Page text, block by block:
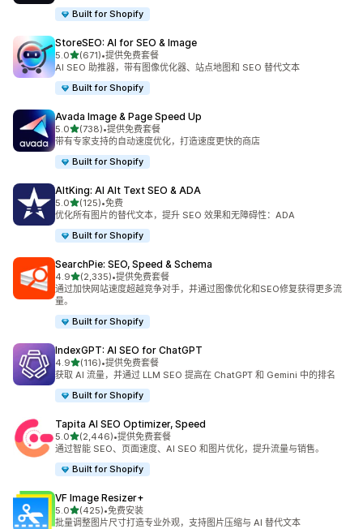
Built for Shopify
StoreSEO: AI for SEO & Image
5.0星（满分 5 星）
(671)
总共 671 条评论
•提供免费套餐
AI SEO 助推器，带有图像优化器、站点地图和 SEO 替代文本
Built for Shopify
Avada Image & Page Speed Up
5.0星（满分 5 星）
(738)
总共 738 条评论
•提供免费套餐
带有专家支持的自动速度优化，打造速度更快的商店
Built for Shopify
AltKing: AI Alt Text SEO & ADA
5.0星（满分 5 星）
(125)
总共 125 条评论
•免费
优化所有图片的替代文本，提升 SEO 效果和无障碍性：ADA
Built for Shopify
SearchPie: SEO, Speed & Schema
4.9星（满分 5 星）
(2,335)
总共 2335 条评论
•提供免费套餐
通过加快网站速度超越竞争对手，并通过图像优化和SEO修复获得更多流
量。
Built for Shopify
IndexGPT: AI SEO for ChatGPT
4.9星（满分 5 星）
(116)
总共 116 条评论
•提供免费套餐
获取 AI 流量，并通过 LLM SEO 提高在 ChatGPT 和 Gemini 中的排名
Built for Shopify
Tapita AI SEO Optimizer, Speed
5.0星（满分 5 星）
(2,446)
总共 2446 条评论
•提供免费套餐
通过智能 SEO、页面速度、AI SEO 和图片优化，提升流量与销售。
Built for Shopify
VF Image Resizer+
5.0星（满分 5 星）
(425)
总共 425 条评论
•免费安装
批量调整图片尺寸打造专业外观，支持图片压缩与 AI 替代文本